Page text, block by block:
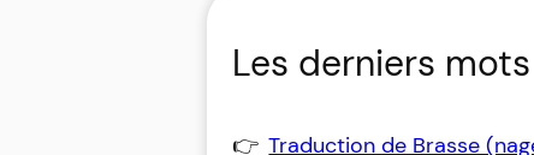
Les derniers
Traduction de Brasse